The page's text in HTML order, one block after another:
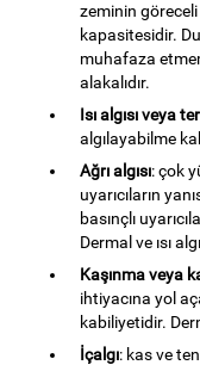
zeminin
kapasitesidir.
muhafaza
alakalıdır.
Isı algısı veya
algılayabilme
Ağrı algısı: çok
uyarıcıların
basınçlı
Dermal ve ısı
Kaşınma veya
ihtiyacına yol
kabiliyetidir.
İçalgı: kas ve